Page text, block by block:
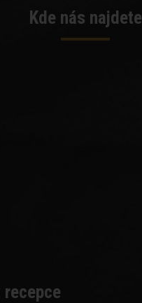
Kde nás najdete
recepce